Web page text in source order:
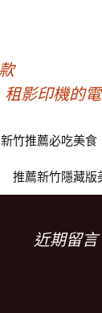
租影印機的
新竹推薦必吃美食
推薦新竹隱藏版
近期留言